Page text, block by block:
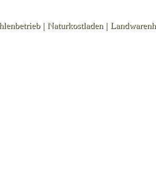
| Naturkostladen |